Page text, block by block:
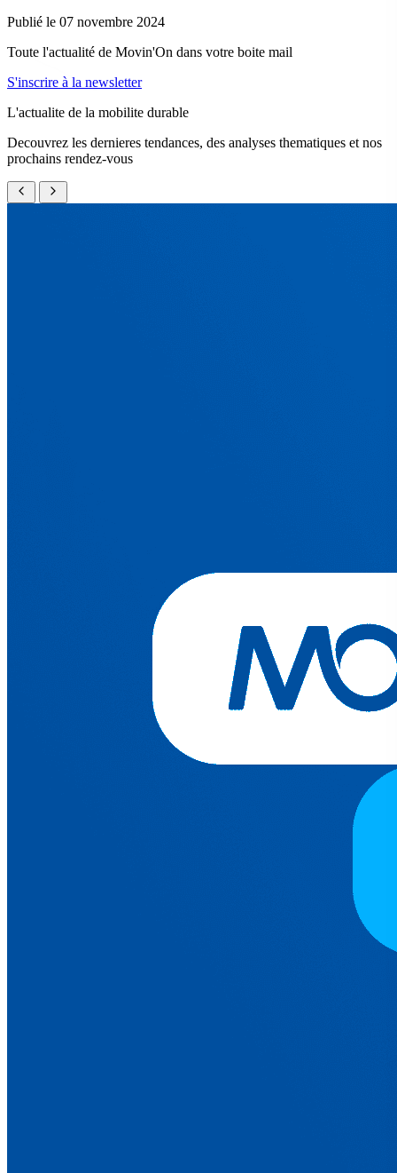
Publié le 07 novembre 2024
Toute l'actualité de Movin'On dans votre boite mail
S'inscrire à la newsletter
L'actualite de la mobilite durable
Decouvrez les dernieres tendances, des analyses thematiques et nos
prochains rendez-vous